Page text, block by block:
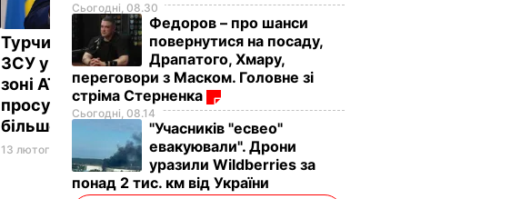
Турчинов заявив, що
ЗСУ у 2017 році в
зоні АТО
просунулися на 10 і
більше кілометрів
13 лютого, 00.13 ВІЙНА В УКРАЇНІ
Бондаренко:
Турчинов, Аваков і
Пашинський
відповідальні за те,
що Україна схудла на
Крим
12 лютого, 18.07 ПОДІЇ
Сьогодні, 08.30
Федоров – про шанси
повернутися на посаду,
Драпатого, Хмару,
переговори з Маском. Головне зі
стріма Стерненка
Сьогодні, 08.14
"Учасників "есвео"
евакуювали". Дрони
уразили Wildberries за
понад 2 тис. км від України